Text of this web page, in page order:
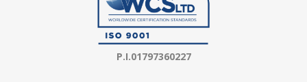
P.I.01797360227